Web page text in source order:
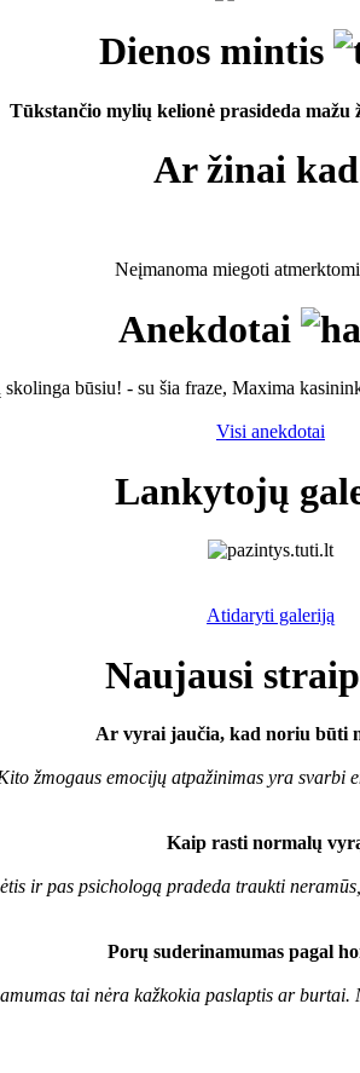
Dienos mintis
Tūkstančio mylių kelionė prasideda mažu
Ar žinai
Neįmanoma miegoti
Anekdotai
būsiu! - su šia fraze, Maxima
Visi anekdotai
Lankytojų
Atidaryti galeriją
Naujausi
Ar vyrai jaučia, kad noriu būti
žmogaus emocijų atpažinimas yra svarbi
Kaip rasti normalų
ir pas psichologą pradeda traukti
Porų suderinamumas pagal
tai nėra kažkokia paslaptis ar burtai.